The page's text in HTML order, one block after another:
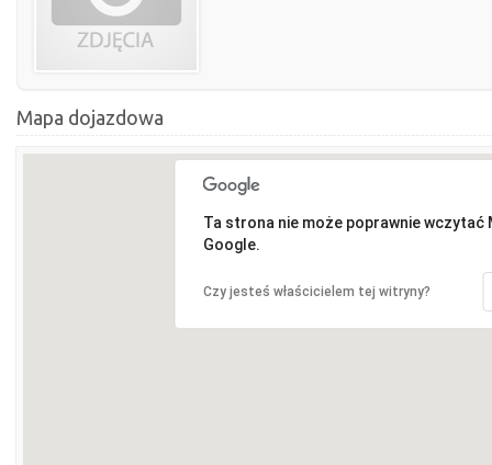
Mapa dojazdowa
Ta strona nie może poprawnie wczytać
Google.
Czy jesteś właścicielem tej witryny?